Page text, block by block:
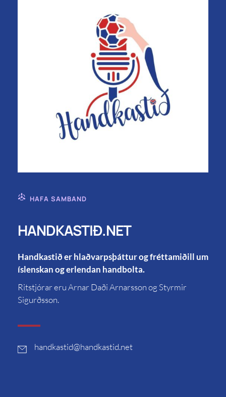
HAFA SAMBAND
HANDKASTIÐ.NET
Handkastið er hlaðvarpsþáttur og fréttamiðill um
íslenskan og erlendan handbolta.
Ritstjórar eru Arnar Daði Arnarsson og Styrmir
Sigurðsson.
handkastid@handkastid.net